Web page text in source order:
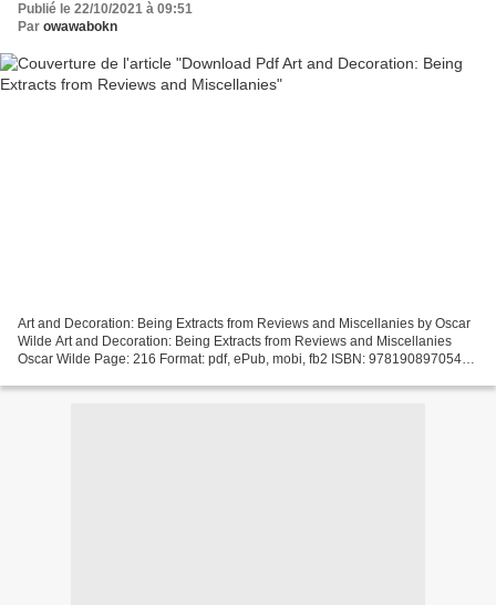
Publié le 22/10/2021 à 09:51
Par owawabokn
Art and Decoration: Being Extracts from Reviews and Miscellanies by Oscar
Wilde Art and Decoration: Being Extracts from Reviews and Miscellanies
Oscar Wilde Page: 216 Format: pdf, ePub, mobi, fb2 ISBN: 9781908970541